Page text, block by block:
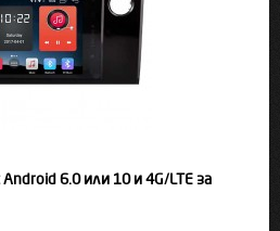
6.0 или 10 и 4G/LTE за